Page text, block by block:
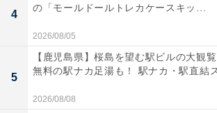
4
の「モールドールトレカケースキッ...
2026/08/05
5
【鹿児島県】桜島を望む駅ビルの大観覧
無料の駅ナカ足湯も！ 駅ナカ・駅直結
2026/08/08